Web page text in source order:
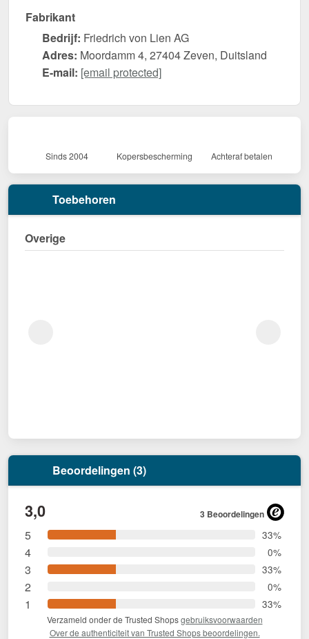
Fabrikant
Bedrijf: Friedrich von Lien AG
Adres: Moordamm 4, 27404 Zeven, Duitsland
E-mail: [email protected]
Sinds 2004 Kopersbescherming Achteraf betalen
Toebehoren
Overige
Beoordelingen (3)
3,0 3 Beoordelingen
5 33%
4 0%
3 33%
2 0%
1 33%
Verzameld onder de Trusted Shopsgebruiksvoorwaarden
Over de authenticiteit van Trusted Shops beoordelingen.